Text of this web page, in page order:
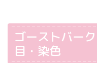
ゴーストバー
目・染色